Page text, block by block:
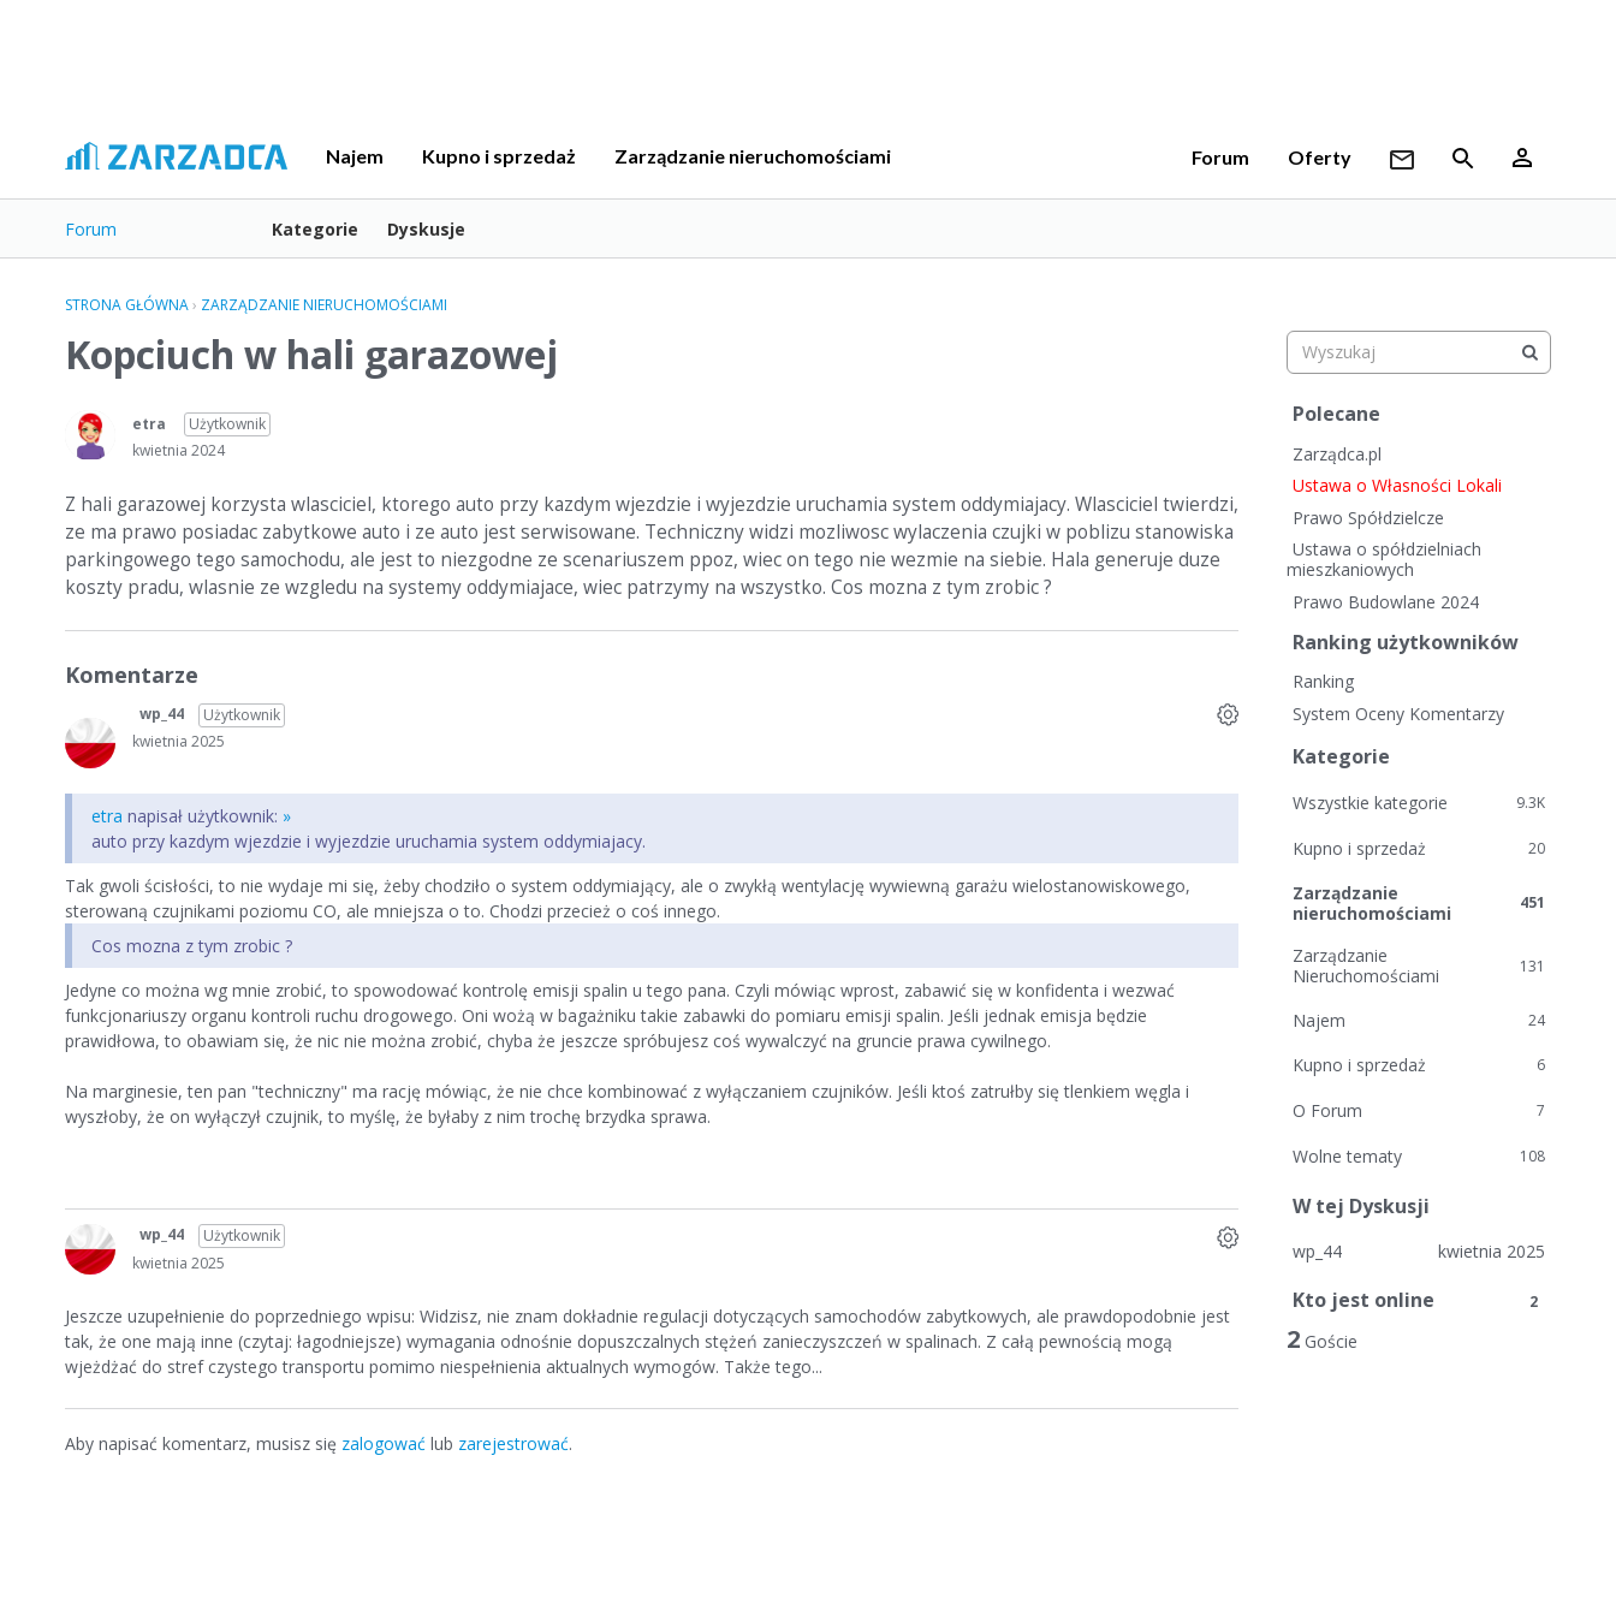
Najem Kupno i sprzedaż Zarządzanie nieruchomościami Forum Oferty
Forum Kategorie Dyskusje
STRONA GŁÓWNA› ZARZĄDZANIE NIERUCHOMOŚCIAMI
Kopciuch w hali garazowej
etra
Użytkownik
kwietnia 2024
Z hali garazowej korzysta wlasciciel, ktorego auto przy kazdym wjezdzie i wyjezdzie uruchamia system oddymiajacy. Wlasciciel twierdzi,
ze ma prawo posiadac zabytkowe auto i ze auto jest serwisowane. Techniczny widzi mozliwosc wylaczenia czujki w poblizu stanowiska
parkingowego tego samochodu, ale jest to niezgodne ze scenariuszem ppoz, wiec on tego nie wezmie na siebie. Hala generuje duze
koszty pradu, wlasnie ze wzgledu na systemy oddymiajace, wiec patrzymy na wszystko. Cos mozna z tym zrobic ?
Komentarze
wp_44
Użytkownik
kwietnia 2025
etra napisał użytkownik: »
auto przy kazdym wjezdzie i wyjezdzie uruchamia system oddymiajacy.
Tak gwoli ścisłości, to nie wydaje mi się, żeby chodziło o system oddymiający, ale o zwykłą wentylację wywiewną garażu wielostanowiskowego,
sterowaną czujnikami poziomu CO, ale mniejsza o to. Chodzi przecież o coś innego.
Cos mozna z tym zrobic ?
Jedyne co można wg mnie zrobić, to spowodować kontrolę emisji spalin u tego pana. Czyli mówiąc wprost, zabawić się w konfidenta i wezwać
funkcjonariuszy organu kontroli ruchu drogowego. Oni wożą w bagażniku takie zabawki do pomiaru emisji spalin. Jeśli jednak emisja będzie
prawidłowa, to obawiam się, że nic nie można zrobić, chyba że jeszcze spróbujesz coś wywalczyć na gruncie prawa cywilnego.
Na marginesie, ten pan "techniczny" ma rację mówiąc, że nie chce kombinować z wyłączaniem czujników. Jeśli ktoś zatrułby się tlenkiem węgla i
wyszłoby, że on wyłączył czujnik, to myślę, że byłaby z nim trochę brzydka sprawa.
wp_44
Użytkownik
kwietnia 2025
Jeszcze uzupełnienie do poprzedniego wpisu: Widzisz, nie znam dokładnie regulacji dotyczących samochodów zabytkowych, ale prawdopodobnie jest
tak, że one mają inne (czytaj: łagodniejsze) wymagania odnośnie dopuszczalnych stężeń zanieczyszczeń w spalinach. Z całą pewnością mogą
wjeżdżać do stref czystego transportu pomimo niespełnienia aktualnych wymogów. Także tego...
Aby napisać komentarz, musisz się zalogować lub zarejestrować.
S
y
b
k
e
n
k
Polecane
Zarządca.pl
Ustawa o Własności Lokali
Prawo Spółdzielcze
Ustawa o spółdzielniach
mieszkaniowych
Prawo Budowlane 2024
Ranking użytkowników
Ranking
System Oceny Komentarzy
Kategorie
9.3K
Wszystkie kategorie
20
Kupno i sprzedaż
451
Zarządzanie
nieruchomościami
131
Zarządzanie
Nieruchomościami
24
Najem
6
Kupno i sprzedaż
7
O Forum
108
Wolne tematy
W tej Dyskusji
kwietnia 2025
wp_44
Kto jest online 2
2 Goście